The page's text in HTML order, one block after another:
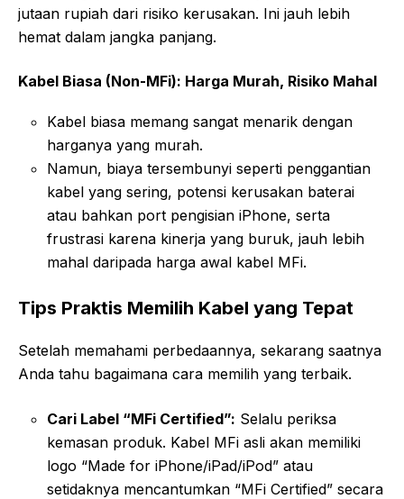
jutaan rupiah dari risiko kerusakan. Ini jauh lebih
hemat dalam jangka panjang.
Kabel Biasa (Non-MFi): Harga Murah, Risiko Mahal
Kabel biasa memang sangat menarik dengan
harganya yang murah.
Namun, biaya tersembunyi seperti penggantian
kabel yang sering, potensi kerusakan baterai
atau bahkan port pengisian iPhone, serta
frustrasi karena kinerja yang buruk, jauh lebih
mahal daripada harga awal kabel MFi.
Tips Praktis Memilih Kabel yang Tepat
Setelah memahami perbedaannya, sekarang saatnya
Anda tahu bagaimana cara memilih yang terbaik.
Cari Label “MFi Certified”: Selalu periksa
kemasan produk. Kabel MFi asli akan memiliki
logo “Made for iPhone/iPad/iPod” atau
setidaknya mencantumkan “MFi Certified” secara